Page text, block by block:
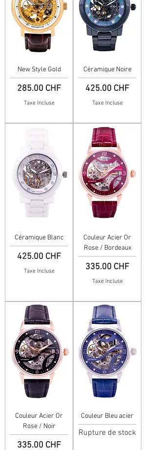
New Style Gold
Prix
285.00 CHF
Taxe Incluse
Céramique Noire
Prix
425.00 CHF
Taxe Incluse
Céramique Blanc
Prix
425.00 CHF
Taxe Incluse
Couleur Acier Or
Rose / Bordeaux
Prix
335.00 CHF
Taxe Incluse
Couleur Acier Or
Rose / Noir
Prix
335.00 CHF
Couleur Bleu acier
Rupture de stock